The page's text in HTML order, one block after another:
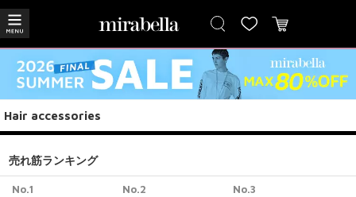
Hair accessories
売れ筋ランキング
No.1 No.2 No.3